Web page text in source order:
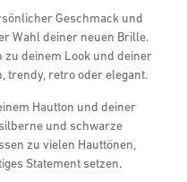
Geschmack und
Wahl deiner neuen Brille.
zu deinem Look und deiner
trendy, retro oder elegant.
Hautton und deiner
und schwarze
zu vielen Hauttönen,
Statement setzen.